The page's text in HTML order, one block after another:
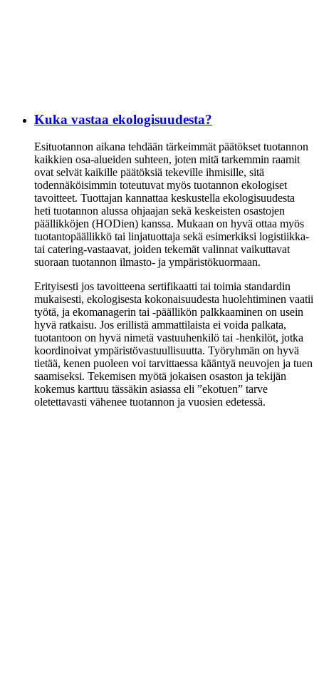
Kuka vastaa ekologisuudesta?
Esituotannon aikana tehdään tärkeimmät päätökset tuotannon
kaikkien osa-alueiden suhteen, joten mitä tarkemmin raamit
ovat selvät kaikille päätöksiä tekeville ihmisille, sitä
todennäköisimmin toteutuvat myös tuotannon ekologiset
tavoitteet. Tuottajan kannattaa keskustella ekologisuudesta
heti tuotannon alussa ohjaajan sekä keskeisten osastojen
päällikköjen (HODien) kanssa. Mukaan on hyvä ottaa myös
tuotantopäällikkö tai linjatuottaja sekä esimerkiksi logistiikka-
tai catering-vastaavat, joiden tekemät valinnat vaikuttavat
suoraan tuotannon ilmasto- ja ympäristökuormaan.
Erityisesti jos tavoitteena sertifikaatti tai toimia standardin
mukaisesti, ekologisesta kokonaisuudesta huolehtiminen vaatii
työtä, ja ekomanagerin tai -päällikön palkkaaminen on usein
hyvä ratkaisu. Jos erillistä ammattilaista ei voida palkata,
tuotantoon on hyvä nimetä vastuuhenkilö tai -henkilöt, jotka
koordinoivat ympäristövastuullisuutta. Työryhmän on hyvä
tietää, kenen puoleen voi tarvittaessa kääntyä neuvojen ja tuen
saamiseksi. Tekemisen myötä jokaisen osaston ja tekijän
kokemus karttuu tässäkin asiassa eli ”ekotuen” tarve
oletettavasti vähenee tuotannon ja vuosien edetessä.